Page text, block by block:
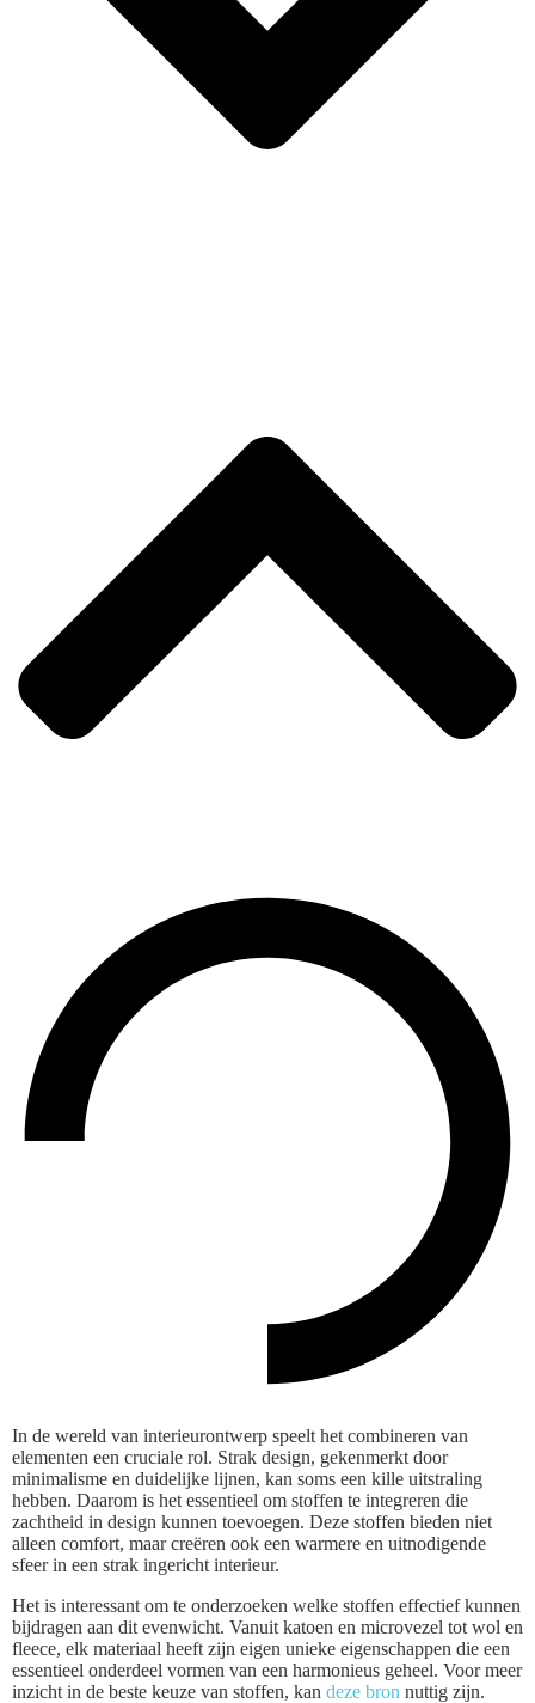
In de wereld van interieurontwerp speelt het combineren van
elementen een cruciale rol. Strak design, gekenmerkt door
minimalisme en duidelijke lijnen, kan soms een kille uitstraling
hebben. Daarom is het essentieel om stoffen te integreren die
zachtheid in design kunnen toevoegen. Deze stoffen bieden niet
alleen comfort, maar creëren ook een warmere en uitnodigende
sfeer in een strak ingericht interieur.
Het is interessant om te onderzoeken welke stoffen effectief kunnen
bijdragen aan dit evenwicht. Vanuit katoen en microvezel tot wol en
fleece, elk materiaal heeft zijn eigen unieke eigenschappen die een
essentieel onderdeel vormen van een harmonieus geheel. Voor meer
inzicht in de beste keuze van stoffen, kan deze bron nuttig zijn.